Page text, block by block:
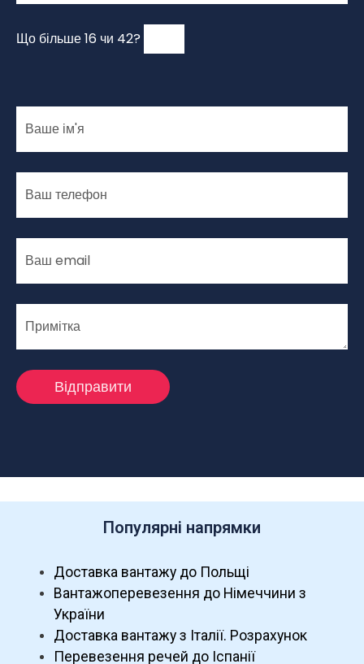
Що більше 16 чи 42?
Популярні напрямки
Доставка вантажу до Польщі
Вантажоперевезення до Німеччини з
України
Доставка вантажу з Італії. Розрахунок
Перевезення речей до Іспанії